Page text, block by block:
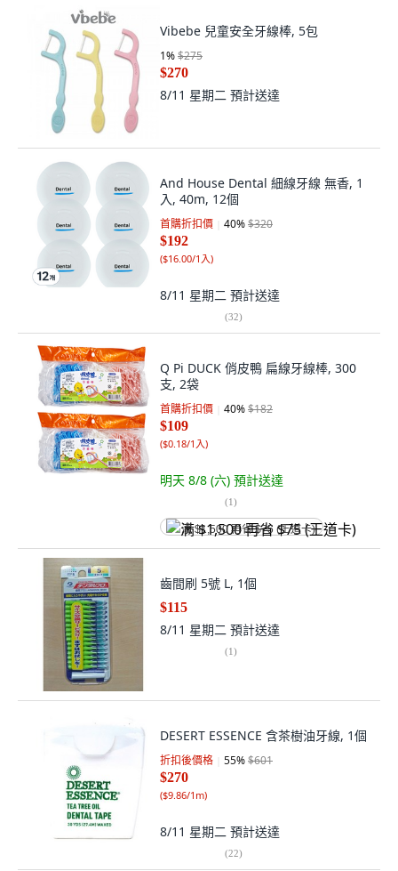
Vibebe 兒童安全牙線棒, 5包
1%$275
$270
8/11 星期二 預計送達
And House Dental 細線牙線 無香, 1
入, 40m, 12個
首購折扣價 40%$320
$192
($16.00/1入)
8/11 星期二 預計送達
(32)
Q Pi DUCK 俏皮鴨 扁線牙線棒, 300
支, 2袋
首購折扣價 40%$182
$109
($0.18/1入)
明天 8/8 (六) 預計送達
(1)
满 $1,500 再省 $75 (王道卡)
齒間刷 5號 L, 1個
$115
8/11 星期二 預計送達
(1)
DESERT ESSENCE 含茶樹油牙線, 1個
折扣後價格 55%$601
$270
($9.86/1m)
8/11 星期二 預計送達
(22)